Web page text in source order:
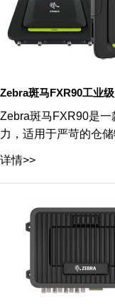
Zebra斑马FXR90工业
Zebra斑马FXR90是
力，适用于严苛的仓
详情>>